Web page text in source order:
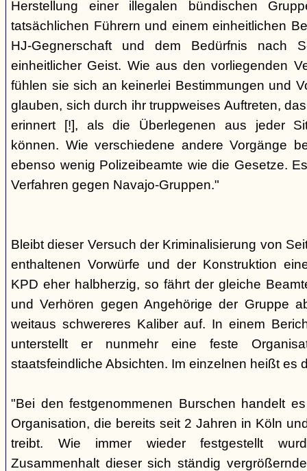
Herstellung einer illegalen bündischen
tatsächlichen Führern und einem einheitlichen
HJ-Gegnerschaft und dem Bedürfnis nach
einheitlicher Geist. Wie aus den vorliegenden
fühlen sie sich an keinerlei Bestimmungen und
glauben, sich durch ihr truppweises Auftreten,
erinnert [!], als die Überlegenen aus jeder
können. Wie verschiedene andere Vorgänge
ebenso wenig Polizeibeamte wie die Gesetze.
Verfahren gegen Navajo-Gruppen."
Bleibt dieser Versuch der Kriminalisierung von
enthaltenen Vorwürfe und der Konstruktion
KPD eher halbherzig, so fährt der gleiche
und Verhören gegen Angehörige der Gruppe
weitaus schwereres Kaliber auf. In einem
unterstellt er nunmehr eine feste
staatsfeindliche Absichten. Im einzelnen heißt es
"Bei den festgenommenen Burschen handelt
Organisation, die bereits seit 2 Jahren in Köln
treibt. Wie immer wieder festgestellt
Zusammenhalt dieser sich ständig